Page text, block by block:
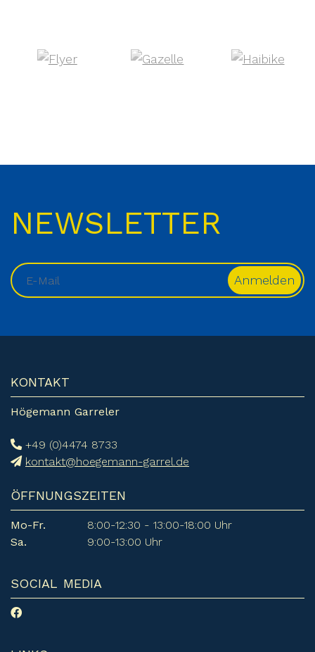
NEWSLETTER
KONTAKT
Högemann Garreler
+49 (0)4474 8733
kontakt@hoegemann-garrel.de
ÖFFNUNGSZEITEN
Mo-Fr.
8:00-12:30 - 13:00-18:00 Uhr
Sa.
9:00-13:00 Uhr
SOCIAL MEDIA